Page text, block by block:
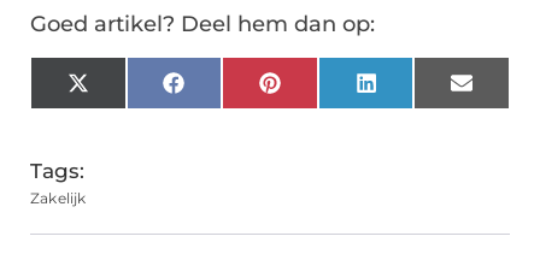
Goed artikel? Deel hem dan op:
X
(Twitter)
FacebookPinterestLinkedInEmail
Tags:
Zakelijk